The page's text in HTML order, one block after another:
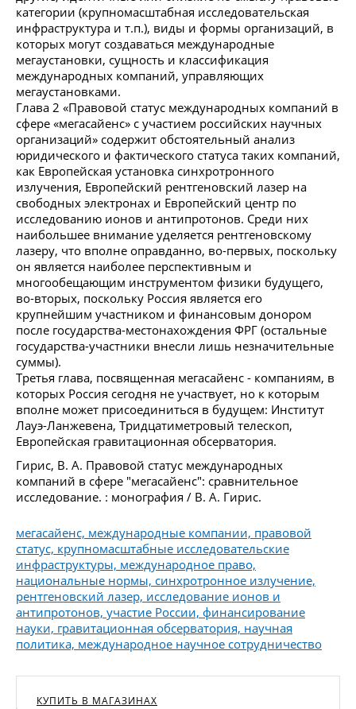
категории (крупномасштабная исследовательская
инфраструктура и т.п.), виды и формы организаций, в
которых могут создаваться международные
мегаустановки, сущность и классификация
международных компаний, управляющих
мегаустановками.
Глава 2 «Правовой статус международных компаний в
сфере «мегасайенс» с участием российских научных
организаций» содержит обстоятельный анализ
юридического и фактического статуса таких компаний,
как Европейская установка синхротронного
излучения, Европейский рентгеновский лазер на
свободных электронах и Европейский центр по
исследованию ионов и антипротонов. Среди них
наибольшее внимание уделяется рентгеновскому
лазеру, что вполне оправданно, во-первых, поскольку
он является наиболее перспективным и
многообещающим инструментом физики будущего,
во-вторых, поскольку Россия является его
крупнейшим участником и финансовым донором
после государства-местонахождения ФРГ (остальные
государства-участники внесли лишь незначительные
суммы).
Третья глава, посвященная мегасайенс - компаниям, в
которых Россия сегодня не участвует, но к которым
вполне может присоединиться в будущем: Институт
Лауэ-Ланжевена, Тридцатиметровый телескоп,
Европейская гравитационная обсерватория.
Гирис, В. А. Правовой статус международных
компаний в сфере "мегасайенс": сравнительное
исследование. : монография / В. А. Гирис.
мегасайенс, международные компании, правовой
статус, крупномасштабные исследовательские
инфраструктуры, международное право,
национальные нормы, синхротронное излучение,
рентгеновский лазер, исследование ионов и
антипротонов, участие России, финансирование
науки, гравитационная обсерватория, научная
политика, международное научное сотрудничество
КУПИТЬ В МАГАЗИНАХ